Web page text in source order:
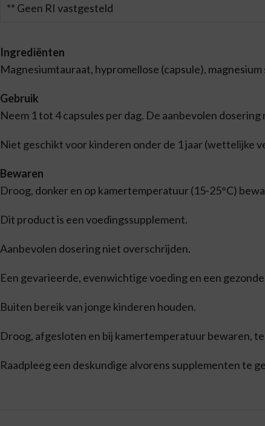
** Geen RI vastgesteld
Ingrediënten
Magnesiumtauraat, hypromellose (capsule),
Gebruik
Neem 1 tot 4 capsules per dag. De aanbevolen
Niet geschikt voor kinderen onder de 1 jaar (wettelijke
Bewaren
Droog, donker en op kamertemperatuur (15-25°C)
Dit product is een voedingssupplement.
Aanbevolen dosering niet overschrijden.
Een gevarieerde, evenwichtige voeding en een
Buiten bereik van jonge kinderen houden.
Droog, afgesloten en bij kamertemperatuur bewaren,
Raadpleeg een deskundige alvorens supplementen te